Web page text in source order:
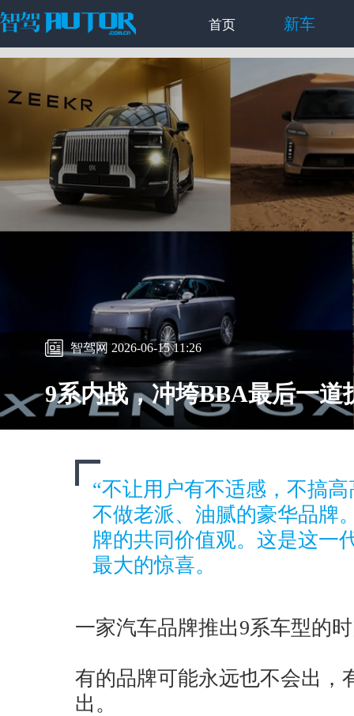
首页 新车
智驾网 2026-06-15 11:26
9系内战，冲垮BBA最后一道
“不让用户有不适感，不搞
不做老派、油腻的豪华品牌
牌的共同价值观。这是这一
最大的惊喜。
一家汽车品牌推出9系车型的
有的品牌可能永远也不会出，
出。